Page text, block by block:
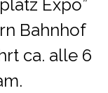
Expo”
Bahnhof
ca. alle 6